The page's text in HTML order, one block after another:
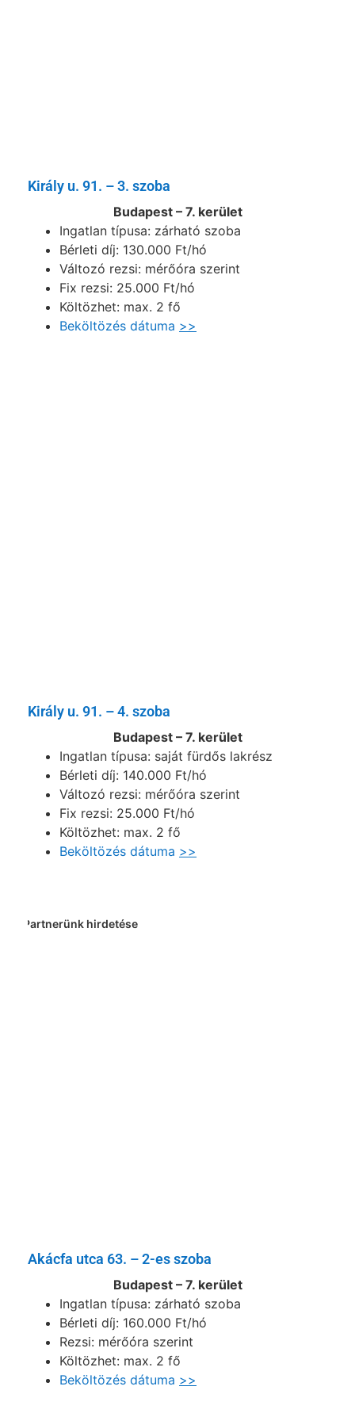
Király u. 91. – 3. szoba
Budapest – 7. kerület
Ingatlan típusa: zárható szoba
Bérleti díj: 130.000 Ft/hó
Változó rezsi: mérőóra szerint
Fix rezsi: 25.000 Ft/hó
Költözhet: max. 2 fő
Beköltözés dátuma >>
Király u. 91. – 4. szoba
Budapest – 7. kerület
Ingatlan típusa: saját fürdős lakrész
Bérleti díj: 140.000 Ft/hó
Változó rezsi: mérőóra szerint
Fix rezsi: 25.000 Ft/hó
Költözhet: max. 2 fő
Beköltözés dátuma >>
Akácfa utca 63. – 2-es szoba
Budapest – 7. kerület
Ingatlan típusa: zárható szoba
Bérleti díj: 160.000 Ft/hó
Rezsi: mérőóra szerint
Költözhet: max. 2 fő
Beköltözés dátuma >>